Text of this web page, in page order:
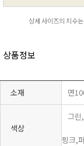
상세 사이즈의 치수
상품정보
소재 면
색상
그린
핑크,